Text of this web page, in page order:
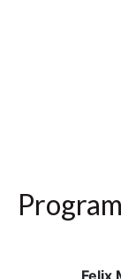
Felix